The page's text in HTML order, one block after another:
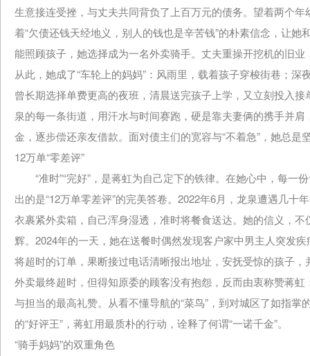
生意接连受挫，与丈夫共同背负了上百万元的债务。望着两个
着“欠债还钱天经地义，别人的钱也是辛苦钱”的朴素信念，让
能照顾孩子，她选择成为一名外卖骑手。丈夫重操开挖机的旧
从此，她成了“车轮上的妈妈”：风雨里，载着孩子穿梭街巷；
曾长期选择单费更高的夜班，清晨送完孩子上学，又立刻投入
泉的每一条街道，用汗水与时间赛跑，硬是靠夫妻俩的携手并
金，逐步偿还亲友借款。面对债主们的宽容与“不着急”，她总
12万单“零差评”
“准时”“完好”，是蒋虹为自己定下的铁律。在她心中，每一
出的是“12万单零差评”的完美答卷。2022年6月，龙泉遭遇几
衣裹紧外卖箱，自己浑身湿透，准时将餐食送达。她的信义，
辉。2024年的一天，她在送餐时偶然发现客户家中男主人突发
将超时的订单，果断接过电话清晰报出地址，安抚受惊的孩子
外卖最终超时，但得知原委的顾客没有抱怨，反而由衷称赞蒋
与担当的最高礼赞。从看不懂导航的“菜鸟”，到对城区了如指掌
的“好评王”，蒋虹用最质朴的行动，诠释了何谓“一诺千金”。
“骑手妈妈”的双重角色